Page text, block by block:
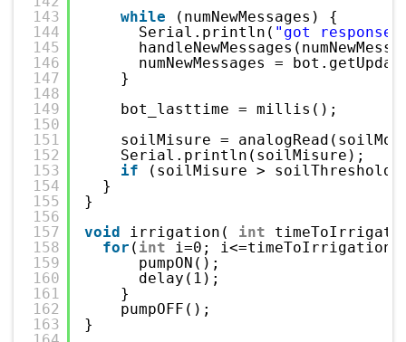
143
144
145
146
147
148
149
150
151
152
153
154
155
156
157
158
159
160
161
162
163
while
(numNewMessages) {
Serial.println( "got response"
numNewMessages =
}
bot_lasttime = millis();
soilMisure =
Serial.println(soilMisure);
if
(soilMisure >
}
}
void
irrigation( int
for ( int
i=0;
pumpON();
delay(1);
}
pumpOFF();
}